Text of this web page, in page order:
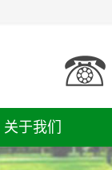
关于我们